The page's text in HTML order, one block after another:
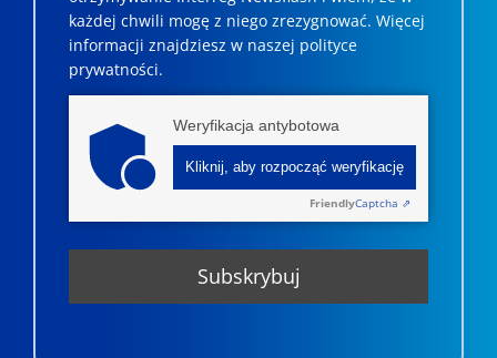
każdej chwili mogę z niego zrezygnować. ­­Więcej
informacji znajdziesz w naszej polityce
prywatności.
Weryfikacja antybotowa
Kliknij, aby rozpocząć weryfikację
FriendlyCaptcha ⇗